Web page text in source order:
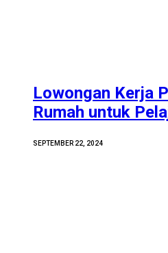
Lowongan Kerja
Rumah untuk
SEPTEMBER 22, 2024